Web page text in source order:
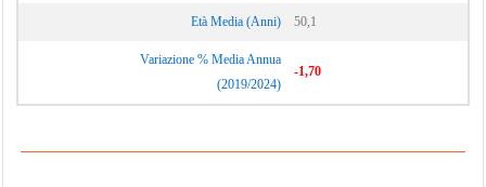
Età Media (Anni) 50,1
Variazione % Media Annua
(2019/2024)
-1,70